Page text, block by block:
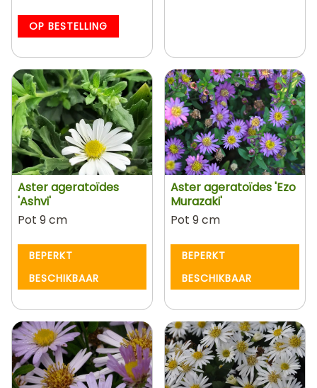
OP BESTELLING
Aster ageratoïdes
'Ashvi'
Pot 9 cm
BEPERKT
BESCHIKBAAR
Aster ageratoïdes 'Ezo
Murazaki'
Pot 9 cm
BEPERKT
BESCHIKBAAR